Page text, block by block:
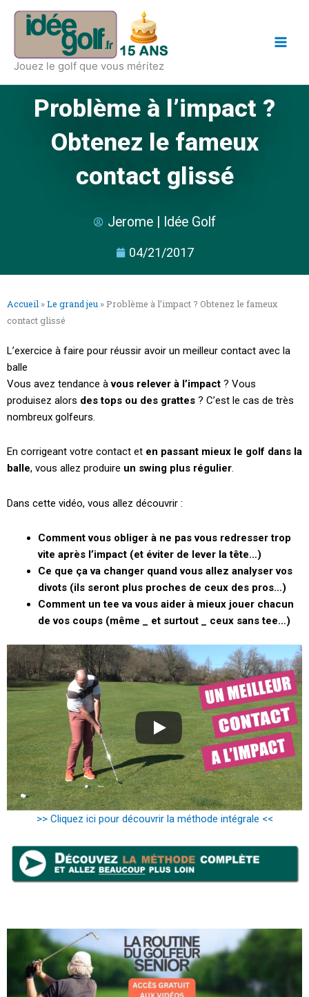
Aller
contenu
Jouez le golf que vous méritez
Problème à l’impact ?
Obtenez le fameux
contact glissé
Jerome | Idée Golf
04/21/2017
Accueil »Le grand jeu » Problème à l’impact ? Obtenez le fameux
contact glissé
L’exercice à faire pour réussir avoir un meilleur contact avec la
balle
Vous avez tendance àvous relever à l’impact ? Vous
produisez alors des tops ou des grattes ? C’est le cas de très
nombreux golfeurs.
En corrigeant votre contact et en passant mieux le golf dans la
balle, vous allez produire un swing plus régulier.
Dans cette vidéo, vous allez découvrir :
Comment vous obliger à ne pas vous redresser trop
vite après l’impact (et éviter de lever la tête…)
Ce que ça va changer quand vous allez analyser vos
divots (ils seront plus proches de ceux des pros…)
Comment un tee va vous aider à mieux jouer chacun
de vos coups (même _ et surtout _ ceux sans tee…)
>> Cliquez ici pour découvrir la méthode intégrale <<